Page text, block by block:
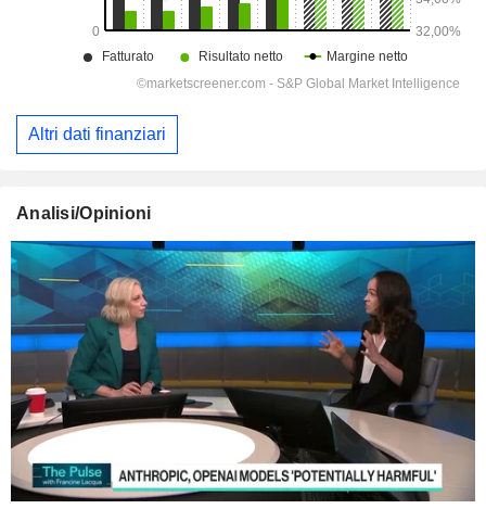
Altri dati finanziari
Analisi/Opinioni